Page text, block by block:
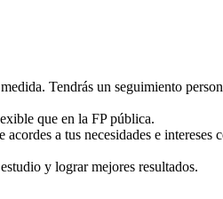
Tendrás un seguimiento
que en la FP pública.
a tus necesidades e intereses
y lograr mejores resultados.